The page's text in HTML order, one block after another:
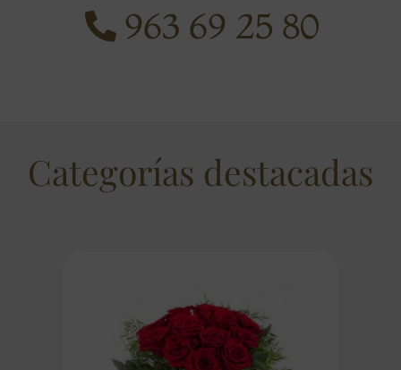
963 69 25 80
Categorías destacadas